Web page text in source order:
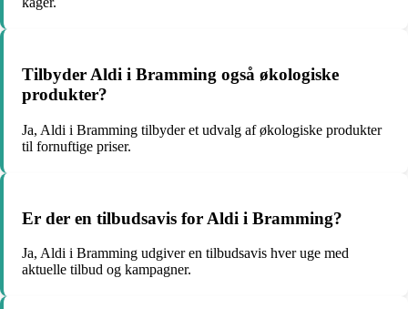
Tilbyder Aldi i Bramming også økologiske
produkter?
Ja, Aldi i Bramming tilbyder et udvalg af økologiske produkter
til fornuftige priser.
Er der en tilbudsavis for Aldi i Bramming?
Ja, Aldi i Bramming udgiver en tilbudsavis hver uge med
aktuelle tilbud og kampagner.